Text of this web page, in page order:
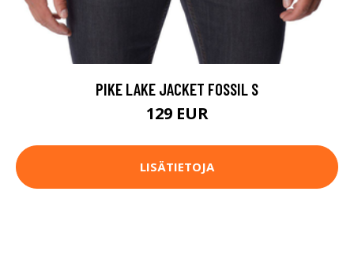
PIKE LAKE JACKET FOSSIL S
129 EUR
LISÄTIETOJA